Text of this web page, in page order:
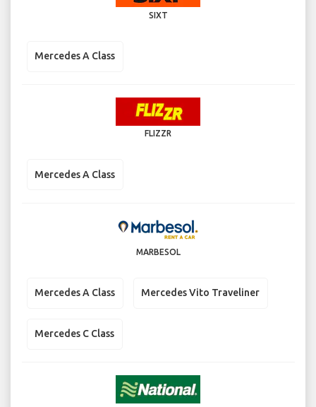
SIXT
Mercedes A Class
FLIZZR
Mercedes A Class
MARBESOL
Mercedes A Class Mercedes Vito Traveliner
Mercedes C Class